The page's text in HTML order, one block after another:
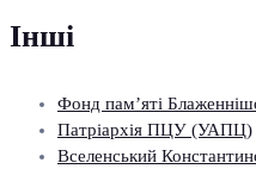
Інші
Фонд пам’яті
Патріархія ПЦУ (УАПЦ)
Вселенський